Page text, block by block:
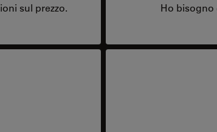
sul prezzo. Ho bisogno